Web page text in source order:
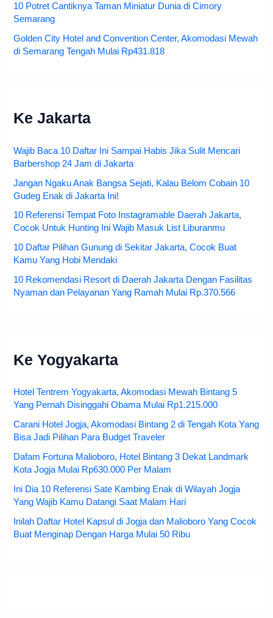
10 Potret Cantiknya Taman Miniatur Dunia di Cimory
Semarang
Golden City Hotel and Convention Center, Akomodasi Mewah
di Semarang Tengah Mulai Rp431.818
Ke Jakarta
Wajib Baca 10 Daftar Ini Sampai Habis Jika Sulit Mencari
Barbershop 24 Jam di Jakarta
Jangan Ngaku Anak Bangsa Sejati, Kalau Belom Cobain 10
Gudeg Enak di Jakarta Ini!
10 Referensi Tempat Foto Instagramable Daerah Jakarta,
Cocok Untuk Hunting Ini Wajib Masuk List Liburanmu
10 Daftar Pilihan Gunung di Sekitar Jakarta, Cocok Buat
Kamu Yang Hobi Mendaki
10 Rekomendasi Resort di Daerah Jakarta Dengan Fasilitas
Nyaman dan Pelayanan Yang Ramah Mulai Rp.370.566
Ke Yogyakarta
Hotel Tentrem Yogyakarta, Akomodasi Mewah Bintang 5
Yang Pernah Disinggahi Obama Mulai Rp1.215.000
Carani Hotel Jogja, Akomodasi Bintang 2 di Tengah Kota Yang
Bisa Jadi Pilihan Para Budget Traveler
Dafam Fortuna Malioboro, Hotel Bintang 3 Dekat Landmark
Kota Jogja Mulai Rp630.000 Per Malam
Ini Dia 10 Referensi Sate Kambing Enak di Wilayah Jogja
Yang Wajib Kamu Datangi Saat Malam Hari
Inilah Daftar Hotel Kapsul di Jogja dan Malioboro Yang Cocok
Buat Menginap Dengan Harga Mulai 50 Ribu